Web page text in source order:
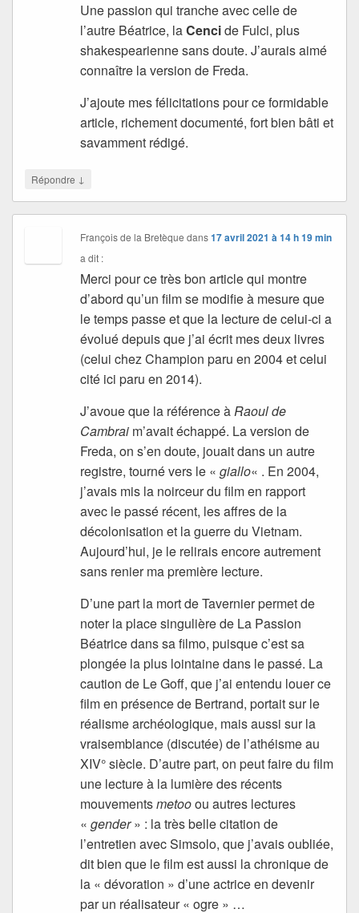
Une passion qui tranche avec celle de
l’autre Béatrice, laCencide Fulci, plus
shakespearienne sans doute. J’aurais aimé
connaître la version de Freda.
J’ajoute mes félicitations pour ce formidable
article, richement documenté, fort bien bâti et
savamment rédigé.
Répondre ↓
François de la Bretèque dans17 avril 2021 à 14 h 19 min
a dit :
Merci pour ce très bon article qui montre
d’abord qu’un film se modifie à mesure que
le temps passe et que la lecture de celui-ci a
évolué depuis que j’ai écrit mes deux livres
(celui chez Champion paru en 2004 et celui
cité ici paru en 2014).
J’avoue que la référence àRaoul de
Cambrai m’avait échappé. La version de
Freda, on s’en doute, jouait dans un autre
registre, tourné vers le «giallo« . En 2004,
j’avais mis la noirceur du film en rapport
avec le passé récent, les affres de la
décolonisation et la guerre du Vietnam.
Aujourd’hui, je le relirais encore autrement
sans renier ma première lecture.
D’une part la mort de Tavernier permet de
noter la place singulière de La Passion
Béatrice dans sa filmo, puisque c’est sa
plongée la plus lointaine dans le passé. La
caution de Le Goff, que j’ai entendu louer ce
film en présence de Bertrand, portait sur le
réalisme archéologique, mais aussi sur la
vraisemblance (discutée) de l’athéisme au
XIV° siècle. D’autre part, on peut faire du film
une lecture à la lumière des récents
mouvementsmetooou autres lectures
«gender» : la très belle citation de
l’entretien avec Simsolo, que j’avais oubliée,
dit bien que le film est aussi la chronique de
la « dévoration » d’une actrice en devenir
par un réalisateur « ogre » …